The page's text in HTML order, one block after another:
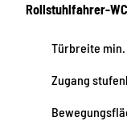
Rollstuhlfahrer-WC
Türbreite min.
Zugang